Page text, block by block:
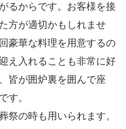
るからです。お客様を接
方が適切かもしれませ
豪華な料理を用意するの
え入れることも非常に好
皆が囲炉裏を囲んで座
す。
の時も用いられます。